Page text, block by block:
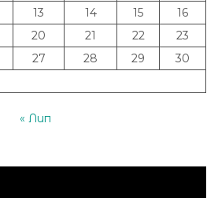
13 14 15
16
20 21 22
23
27 28 29
30
« Лип